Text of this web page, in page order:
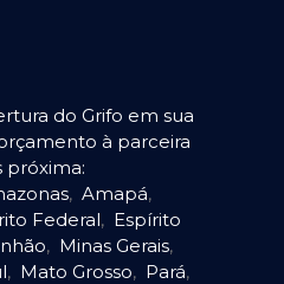
do Grifo em sua
à parceira
próxima:
, Amapá,
Federal, Espírito
, Minas Gerais,
, Mato Grosso, Pará,